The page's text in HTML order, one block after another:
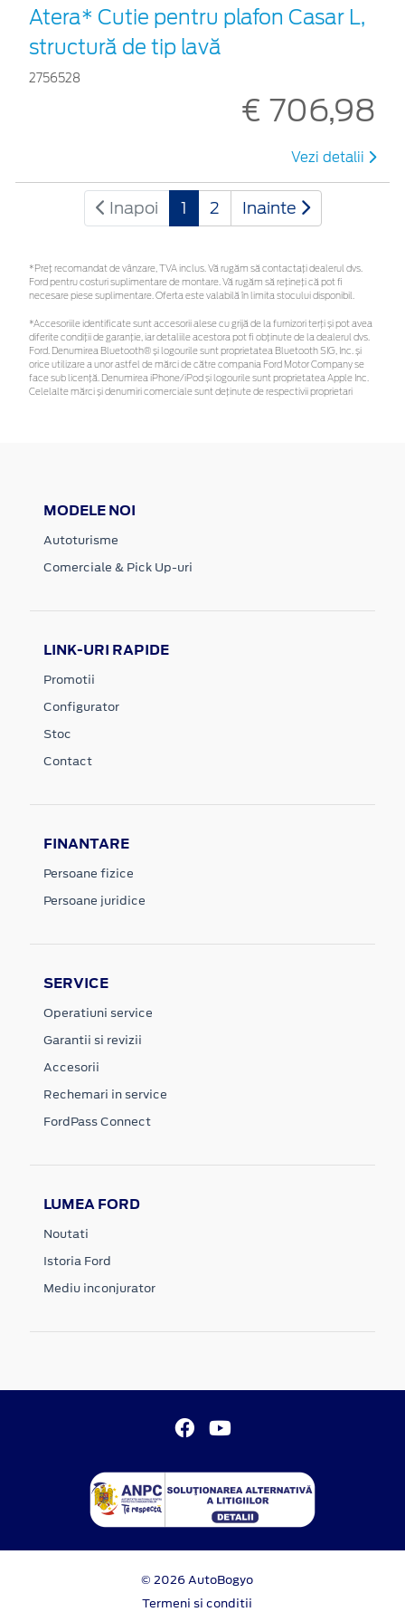
Atera* Cutie pentru plafon Casar L,
structură de tip lavă
2756528
€ 706,98
Vezi detalii
Inapoi 1 2 Inainte
*Preţ recomandat de vânzare, TVA inclus. Vă rugăm să contactaţi dealerul dvs.
Ford pentru costuri suplimentare de montare. Vă rugăm să rețineți că pot fi
necesare piese suplimentare. Oferta este valabilă în limita stocului disponibil.
*Accesoriile identificate sunt accesorii alese cu grijă de la furnizori terți și pot avea
diferite condiții de garanție, iar detaliile acestora pot fi obținute de la dealerul dvs.
Ford. Denumirea Bluetooth® și logourile sunt proprietatea Bluetooth SIG, Inc. și
orice utilizare a unor astfel de mărci de către compania Ford Motor Company se
face sub licență. Denumirea iPhone/iPod și logourile sunt proprietatea Apple Inc.
Celelalte mărci și denumiri comerciale sunt deținute de respectivii proprietari
MODELE NOI
Autoturisme
Comerciale & Pick Up-uri
LINK-URI RAPIDE
Promotii
Configurator
Stoc
Contact
FINANTARE
Persoane fizice
Persoane juridice
SERVICE
Operatiuni service
Garantii si revizii
Accesorii
Rechemari in service
FordPass Connect
LUMEA FORD
Noutati
Istoria Ford
Mediu inconjurator
© 2026 AutoBogyo
Termeni si conditii